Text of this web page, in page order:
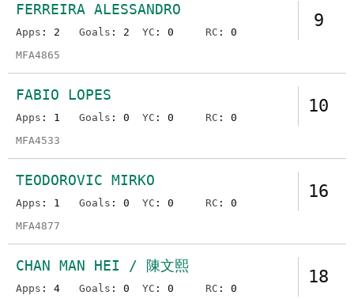
9
FERREIRA ALESSANDRO
Apps : 2 Goals : 2 YC : 0 RC : 0
MFA4865
10
FABIO LOPES
Apps : 1 Goals : 0 YC : 0 RC : 0
MFA4533
16
TEODOROVIC MIRKO
Apps : 1 Goals : 0 YC : 0 RC : 0
MFA4877
18
CHAN MAN HEI / 陳文熙
Apps : 4 Goals : 0 YC : 0 RC : 0